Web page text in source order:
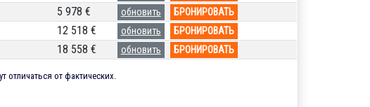
5 978 € обновить БРОНИРОВАТЬ
12 518 € обновить БРОНИРОВАТЬ
18 558 € обновить БРОНИРОВАТЬ
от фактических.